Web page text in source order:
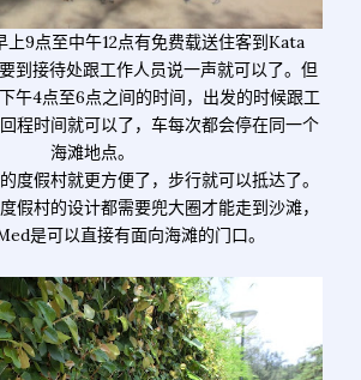
9点至中午12点有免费载送住客到Kata
到接待处跟工作人员说一声就可以了。但
午4点至6点之间的时间，出发的时候跟工
程时间就可以了，车每次都会停在同一个
海滩地点。
度假村就更方便了，步行就可以抵达了。
假村的设计都需要兜大圈才能走到沙滩，
是可以直接有面向海滩的门口。